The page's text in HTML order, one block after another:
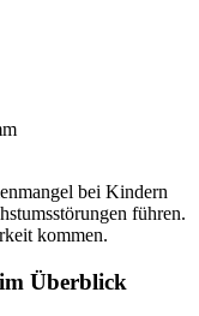
bei Kindern
führen.
kommen.
Überblick